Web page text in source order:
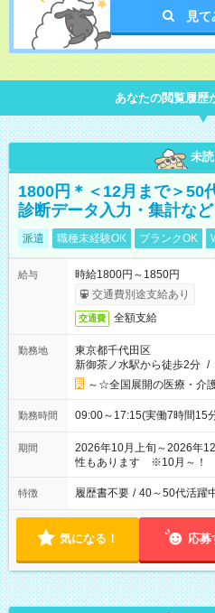
見て
あなたの閲覧履歴
未読
1800円＊＜12月まで＞50
診断データ入力・集計など
派遣 職種未経験OK ブランクOK
給与
時給1800円～1850円
交通費別途支給あり
交通費 全額支給
勤務地
東京都千代田区
新御茶ノ水駅から徒歩2分 /
～☆全国展開の医療・介
勤務時間 09:00～17:15(実働7時間
期間
2026年10月上旬～2026年
性もあります ※10月～！
特徴 履歴書不要 / 40～50代活躍
気になる！ 応募